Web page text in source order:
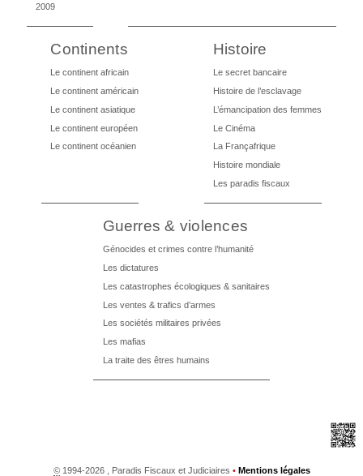
2009
Continents
Le continent africain
Le continent américain
Le continent asiatique
Le continent européen
Le continent océanien
Histoire
Le secret bancaire
Histoire de l’esclavage
L’émancipation des femmes
Le Cinéma
La Françafrique
Histoire mondiale
Les paradis fiscaux
Guerres & violences
Génocides et crimes contre l’humanité
Les dictatures
Les catastrophes écologiques & sanitaires
Les ventes & trafics d’armes
Les sociétés militaires privées
Les mafias
La traite des êtres humains
©1994-2026 , Paradis Fiscaux et Judiciaires • Mentions légales